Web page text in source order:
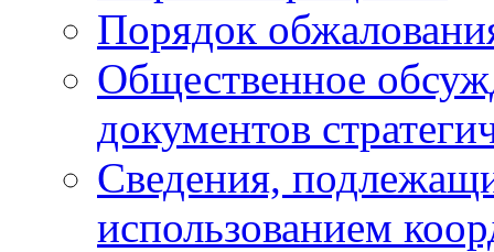
Порядок
Общественное
документов
Сведения,
использованием